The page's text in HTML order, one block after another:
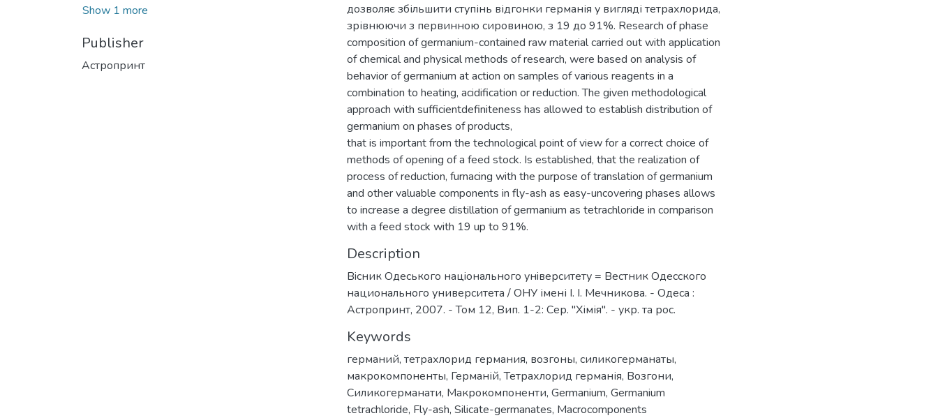
Show 1 more
Publisher
Астропринт
дозволяє збільшити ступінь відгонки германія у вигляді тетрахлорида,
зрівнюючи з первинною сировиною, з 19 до 91%. Research of phase
composition of germanium-contained raw material carried out with application
of chemical and physical methods of research, were based on analysis of
behavior of germanium at action on samples of various reagents in a
combination to heating, acidification or reduction. The given methodological
approach with sufficientdefiniteness has allowed to establish distribution of
germanium on phases of products,
that is important from the technological point of view for a correct choice of
methods of opening of a feed stock. Is established, that the realization of
process of reduction, furnacing with the purpose of translation of germanium
and other valuable components in fly-ash as easy-uncovering phases allows
to increase a degree distillation of germanium as tetrachloride in comparison
with a feed stock with 19 up to 91%.
Description
Вiсник Одеського нацiонального унiверситету = Вестник Одесского
национального университета / ОНУ імені І. І. Мечникова. - Одеса :
Астропринт, 2007. - Том 12, Вип. 1-2: Сер. "Хімія". - укр. та рос.
Keywords
германий, тетрахлорид германия, возгоны, силикогерманаты,
макрокомпоненты, Германій,Тетрахлорид германія, Возгони,
Силикогерманати, Макрокомпоненти, Germanium, Germanium
tetrachloride, Fly-ash, Silicate-germanates, Macrocomponents